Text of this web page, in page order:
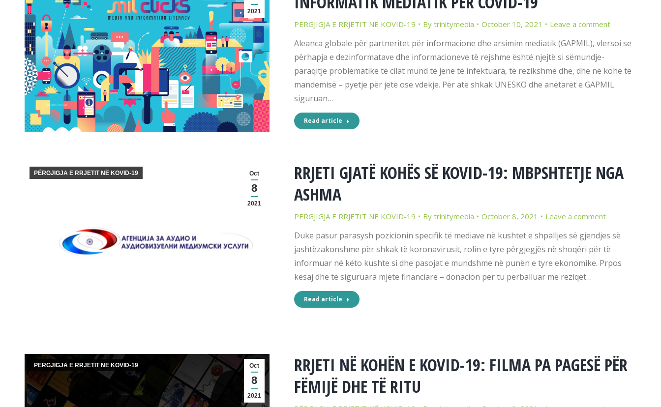
2021
PËRGJIGJA E RRJETIT NË KOVID-19 By trinitymedia October 10, 2021 Leave a comment
Aleanca globale për partneritet për informacione dhe arsimim mediatik (GAPMIL), vlersoi se
përhapja e dezinformatave dhe informacioneve të rejshme është njejtë si sëmundje-
paraqitje problematike të cilat mund të jenë të infektuara, të rezikshme dhe, dhe në kohë të
mandemisë – pyetje për jetë ose vdekje. Për atë shkak UNESKO dhe anëtarët e GAPMIL
siguruan…
Read article
Oct
8
2021
PËRGJIGJA E RRJETIT NË KOVID-19
RRJETI GJATË KOHËS SË KOVID-19: MBPSHTETJE NGA
ASHMA
PËRGJIGJA E RRJETIT NË KOVID-19 By trinitymedia October 8, 2021 Leave a comment
Duke pasur parasysh pozicionin specifik të mediave në kushtet e shpalljes së gjendjes së
jashtëzakonshme për shkak të koronavirusit, rolin e tyre përgjegjës në shoqëri për të
informuar në këto kushte si dhe pasojat e mundshme në punën e tyre ekonomike. Prpos
kësaj dhe të siguruara mjete financiare – donacion për tu përballuar me reziqet…
Read article
Oct
8
2021
PËRGJIGJA E RRJETIT NË KOVID-19
RRJETI NË KOHËN E KOVID-19: FILMA PA PAGESË PËR
FËMIJË DHE TË RITU